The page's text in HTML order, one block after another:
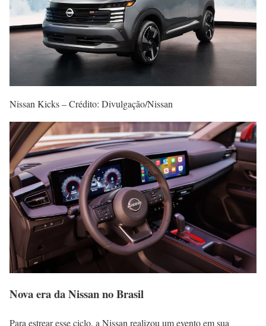
Nissan Kicks – Crédito: Divulgação/Nissan
Nova era da Nissan no Brasil
Para estrear esse ciclo, a Nissan realizou um evento em sua